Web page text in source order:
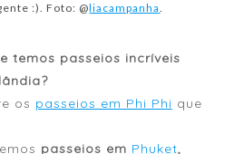
:). Foto: @liacampanha.
temos passeios incríveis
os passeios em Phi Phi que
passeios em Phuket,